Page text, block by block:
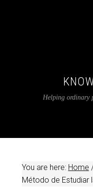
Helping ordinary
You are here: Home
Método de Estudiar